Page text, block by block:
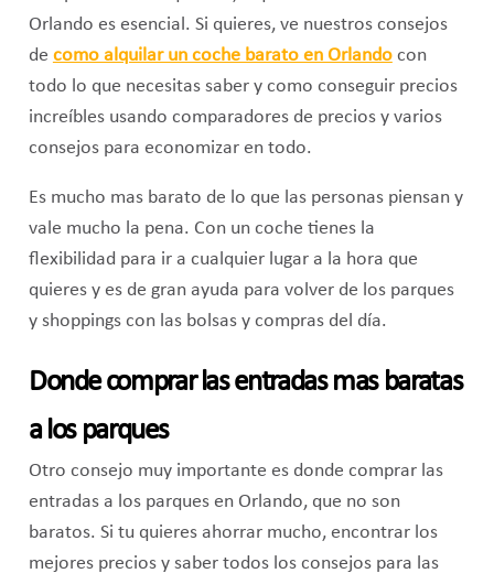
Orlando es esencial. Si quieres, ve nuestros consejos
de como alquilar un coche barato en Orlandocon
todo lo que necesitas saber y como conseguir precios
increíbles usando comparadores de precios y varios
consejos para economizar en todo.
Es mucho mas barato de lo que las personas piensan y
vale mucho la pena. Con un coche tienes la
flexibilidad para ir a cualquier lugar a la hora que
quieres y es de gran ayuda para volver de los parques
y shoppings con las bolsas y compras del día.
Donde comprar las entradas mas baratas
a los parques
Otro consejo muy importante es donde comprar las
entradas a los parques en Orlando, que no son
baratos. Si tu quieres ahorrar mucho, encontrar los
mejores precios y saber todos los consejos para las